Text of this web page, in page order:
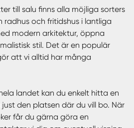
till salu finns alla möjliga sorters
radhus och fritidshus i lantliga
modern arkitektur, öppna
stil. Det är en populär
att vi alltid har många
landet kan du enkelt hitta en
den platsen där du vill bo. När
får du gärna göra en